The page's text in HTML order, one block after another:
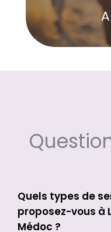
Quels types de
proposez-vous à
Médoc ?